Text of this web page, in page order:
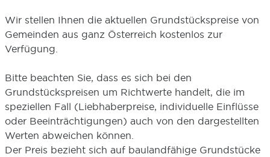
Wir stellen Ihnen die aktuellen Grundstückspreise von
Gemeinden aus ganz Österreich kostenlos zur
Verfügung.
Bitte beachten Sie, dass es sich bei den
Grundstückspreisen um Richtwerte handelt, die im
speziellen Fall (Liebhaberpreise, individuelle Einflüsse
oder Beeinträchtigungen) auch von den dargestellten
Werten abweichen können.
Der Preis bezieht sich auf baulandfähige Grundstücke